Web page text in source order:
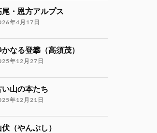
尾・恩方アルプス
年4月17日
なる登攀（高須茂）
年12月27日
い山の本たち
年12月21日
伏（やんぶし）